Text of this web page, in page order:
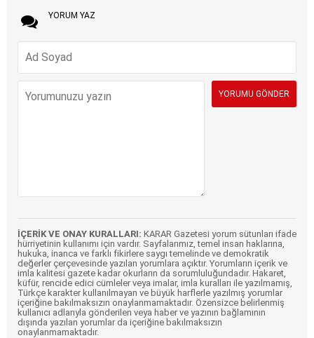
YORUM YAZ
İÇERİK VE ONAY KURALLARI: KARAR Gazetesi yorum sütunları ifade
hürriyetinin kullanımı için vardır. Sayfalarımız, temel insan haklarına,
hukuka, inanca ve farklı fikirlere saygı temelinde ve demokratik
değerler çerçevesinde yazılan yorumlara açıktır. Yorumların içerik ve
imla kalitesi gazete kadar okurların da sorumluluğundadır. Hakaret,
küfür, rencide edici cümleler veya imalar, imla kuralları ile yazılmamış,
Türkçe karakter kullanılmayan ve büyük harflerle yazılmış yorumlar
içeriğine bakılmaksızın onaylanmamaktadır. Özensizce belirlenmiş
kullanıcı adlarıyla gönderilen veya haber ve yazının bağlamının
dışında yazılan yorumlar da içeriğine bakılmaksızın
onaylanmamaktadır.